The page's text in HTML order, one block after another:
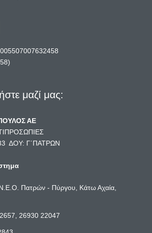
μαζί μας:
ΑΕ
ΔΟΥ: Γ΄ΠΑΤΡΩΝ
Πατρών - Πύργου, Κάτω Αχαία,
26930 22047